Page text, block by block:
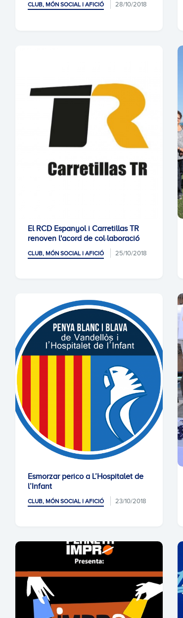
CLUB, MÓN SOCIAL I AFICIÓ 28/10/2018
El RCD Espanyol i Carretillas TR
renoven l'acord de col·laboració
CLUB, MÓN SOCIAL I AFICIÓ 25/10/2018
Esmorzar perico a L’Hospitalet de
l’Infant
CLUB, MÓN SOCIAL I AFICIÓ 23/10/2018